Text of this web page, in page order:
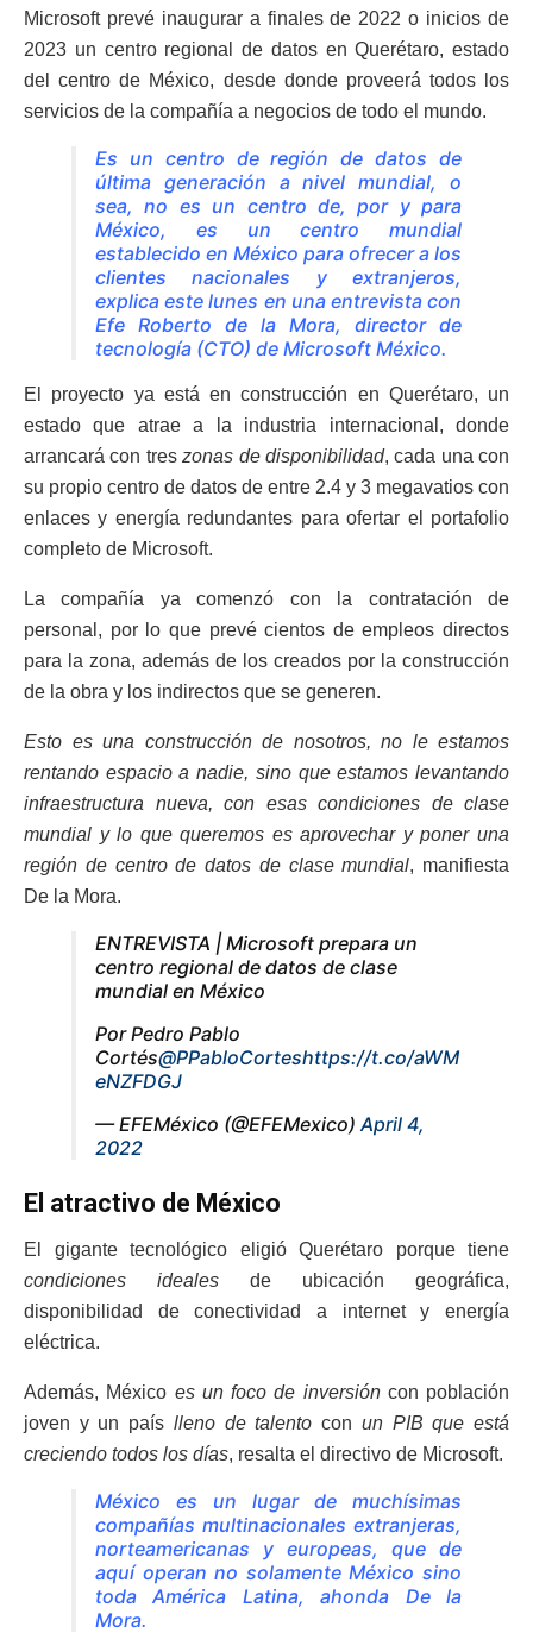
Microsoft prevé inaugurar a finales de 2022 o inicios de
2023 un centro regional de datos en Querétaro, estado
del centro de México, desde donde proveerá todos los
servicios de la compañía a negocios de todo el mundo.
Es un centro de región de datos de
última generación a nivel mundial, o
sea, no es un centro de, por y para
México, es un centro mundial
establecido en México para ofrecer a los
clientes nacionales y extranjeros,
explica este lunes en una entrevista con
Efe Roberto de la Mora, director de
tecnología (CTO) de Microsoft México.
El proyecto ya está en construcción en Querétaro, un
estado que atrae a la industria internacional, donde
arrancará con treszonas de disponibilidad, cada una con
su propio centro de datos de entre 2.4 y 3 megavatios con
enlaces y energía redundantes para ofertar el portafolio
completo de Microsoft.
La compañía ya comenzó con la contratación de
personal, por lo que prevé cientos de empleos directos
para la zona, además de los creados por la construcción
de la obra y los indirectos que se generen.
Esto es una construcción de nosotros, no le estamos
rentando espacio a nadie, sino que estamos levantando
infraestructura nueva, con esas condiciones de clase
mundial y lo que queremos es aprovechar y poner una
región de centro de datos de clase mundial, manifiesta
De la Mora.
ENTREVISTA | Microsoft prepara un
centro regional de datos de clase
mundial en México
Por Pedro Pablo
Cortés@PPabloCorteshttps://t.co/aWM
eNZFDGJ
— EFEMéxico (@EFEMexico)April 4,
2022
El atractivo de México
El gigante tecnológico eligió Querétaro porque tiene
condiciones ideales de ubicación geográfica,
disponibilidad de conectividad a internet y energía
eléctrica.
Además, México es un foco de inversióncon población
joven y un país lleno de talento con un PIB que está
creciendo todos los días, resalta el directivo de Microsoft.
México es un lugar de muchísimas
compañías multinacionales extranjeras,
norteamericanas y europeas, que de
aquí operan no solamente México sino
toda América Latina, ahonda De la
Mora.